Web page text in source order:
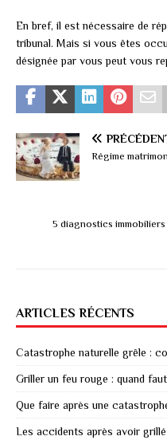
En bref, il est nécessaire de
tribunal. Mais si vous êtes
désignée par vous peut vous
Régime
5 diagnostics
ARTICLES RÉCENTS
Catastrophe naturelle grêle :
Griller un feu rouge : quand
Que faire après une
Les accidents après avoir